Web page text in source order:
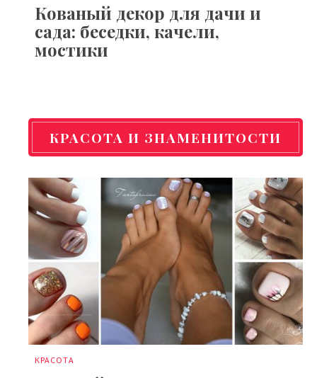
Кованый декор для дачи и
сада: беседки, качели,
мостики
КРАСОТА И ЗНАМЕНИТОСТИ
КРАСОТА